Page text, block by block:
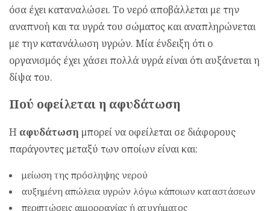
όσα έχει καταναλώσει. Το νερό αποβάλλεται με την
αναπνοή και τα υγρά του σώματος και αναπληρώνεται
με την κατανάλωση υγρών. Μία ένδειξη ότι ο
οργανισμός έχει χάσει πολλά υγρά είναι ότι αυξάνεται η
δίψα του.
Πού οφείλεται η αφυδάτωση
Η αφυδάτωση μπορεί να οφείλεται σε διάφορους
παράγοντες μεταξύ των οποίων είναι και:
μείωση της πρόσληψης νερού
αυξημένη απώλεια υγρών λόγω κάποιων καταστάσεων
περιπτώσεις αιμορραγίας ή ατυχήματος